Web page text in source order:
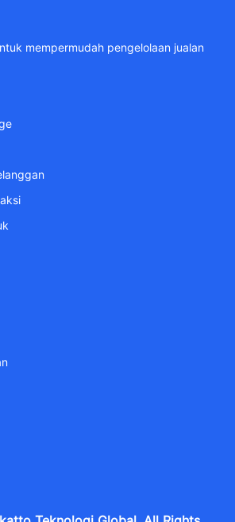
mempermudah pengelolaan jualan